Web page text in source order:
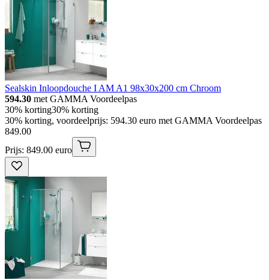
Sealskin Inloopdouche I AM A1 98x30x200 cm Chroom
594.30 met GAMMA Voordeelpas
30% korting30% korting
30% korting, voordeelprijs: 594.30 euro met GAMMA Voordeelpas
849.00
Prijs: 849.00 euro